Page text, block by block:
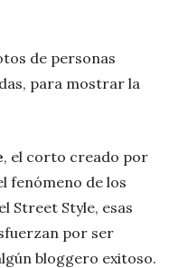
de personas
para mostrar la
, el corto creado por
fenómeno de los
Street Style, esas
por ser
bloggero exitoso.